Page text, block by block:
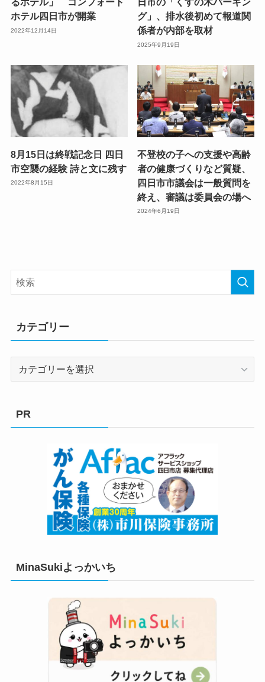
ホテル四日市が開業
2022年12月14日
グ」、排水後初めて報道関
係者が内部を取材
2025年9月19日
8月15日は終戦記念日 四日
市空襲の経験 詩と文に残す
2022年8月15日
不登校の子への支援や高齢
者の健康づくりなど質疑、
四日市市議会は一般質問を
終え、審議は委員会の場へ
2024年6月19日
カテゴリー
PR
MinaSukiよっかいち